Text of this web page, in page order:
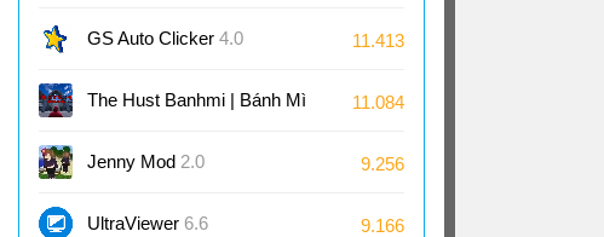
GS Auto Clicker 4.0 11.413
The Hust Banhmi | Bánh Mì
Bách Khoa
11.084
Jenny Mod 2.0 9.256
UltraViewer 6.6 9.166